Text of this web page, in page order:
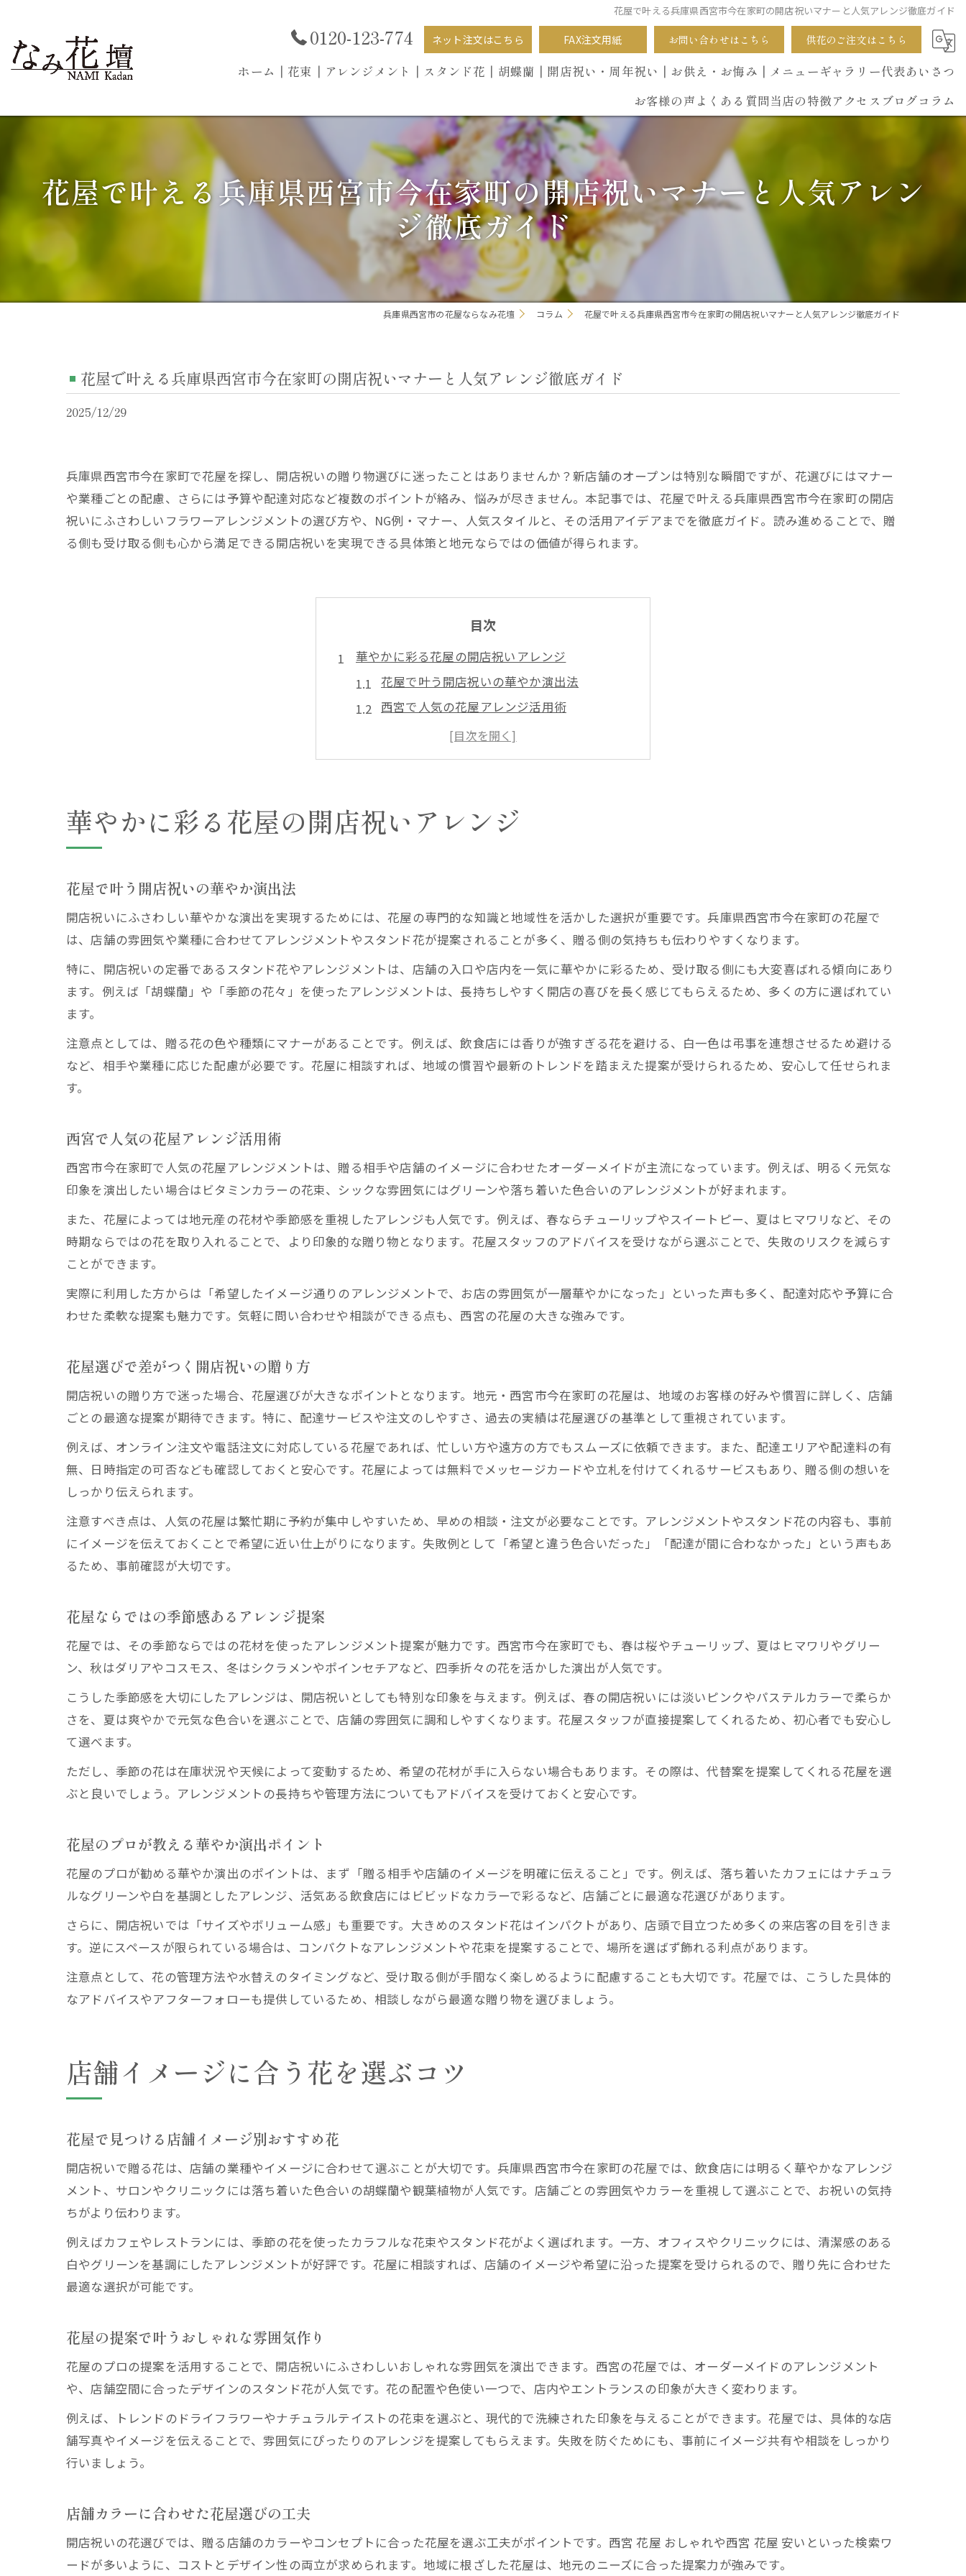
花屋で叶える兵庫県西宮市今在家町の開店祝いマナーと人気アレンジ徹底ガイド
0120-123-774 ネット注文はこちら FAX注文用紙 お問い合わせはこちら 供花のご注文はこちら
ホーム ┃花束┃ アレンジメント┃ スタンド花┃ 胡蝶蘭 ┃開店祝い・周年祝い ┃お供え・お悔み ┃メニューギャラリー代表あいさつ
お客様の声 よくある質問当店の特徴
開店祝い
イベント
誕生日
アクセス ブログコラム
花屋で叶える兵庫県西宮市今在家町の開店祝いマナーと人気アレン
ジ徹底ガイド
兵庫県西宮市の花屋ならなみ花壇 コラム 花屋で叶える兵庫県西宮市今在家町の開店祝いマナーと人気アレンジ徹底ガイド
花屋で叶える兵庫県西宮市今在家町の開店祝いマナーと人気アレンジ徹底ガイド
2025/12/29
兵庫県西宮市今在家町で花屋を探し、開店祝いの贈り物選びに迷ったことはありませんか？新店舗のオープンは特別な瞬間ですが、花選びにはマナー
や業種ごとの配慮、さらには予算や配達対応など複数のポイントが絡み、悩みが尽きません。本記事では、花屋で叶える兵庫県西宮市今在家町の開店
祝いにふさわしいフラワーアレンジメントの選び方や、NG例・マナー、人気スタイルと、その活用アイデアまでを徹底ガイド。読み進めることで、贈
る側も受け取る側も心から満足できる開店祝いを実現できる具体策と地元ならではの価値が得られます。
目次
華やかに彩る花屋の開店祝いアレンジ
花屋で叶う開店祝いの華やか演出法
西宮で人気の花屋アレンジ活用術
花屋選びで差がつく開店祝いの贈り方
花屋ならではの季節感あるアレンジ提案
店舗イメージに合う花を選ぶコツ
花屋で見つける店舗イメージ別おすすめ花
花屋のアドバイスで失敗しない花選び
西宮花屋のプロが選ぶ印象的な一輪の選定
花屋が解説する開店祝いマナーの基本
花屋で避けたい開店祝いのNGアレンジ
クリニック向け花屋選びの配慮ポイント
西宮で人気！花屋発の印象的アレンジ集
花屋が提案するトレンド開店祝いギフト
花屋のセンスが光る個性派アレンジアイデア
花屋で叶うサプライズ演出のコツとは
花屋ならではの開店祝い注文のメリット解説
花屋で選ぶスタンド花や胡蝶蘭の魅力とは
花屋で実現する理想の開店祝いアレンジ例
西宮の花屋選びで失敗しないポイント
西宮花屋の配達対応を徹底比較するコツ
花屋の実績や口コミ活用のポイント
西宮の安い花屋を見極める方法と注意点
華やかに彩る花屋の開店祝いアレンジ
花屋で叶う開店祝いの華やか演出法
開店祝いにふさわしい華やかな演出を実現するためには、花屋の専門的な知識と地域性を活かした選択が重要です。兵庫県西宮市今在家町の花屋で
は、店舗の雰囲気や業種に合わせてアレンジメントやスタンド花が提案されることが多く、贈る側の気持ちも伝わりやすくなります。
特に、開店祝いの定番であるスタンド花やアレンジメントは、店舗の入口や店内を一気に華やかに彩るため、受け取る側にも大変喜ばれる傾向にあり
ます。例えば「胡蝶蘭」や「季節の花々」を使ったアレンジメントは、長持ちしやすく開店の喜びを長く感じてもらえるため、多くの方に選ばれてい
ます。
注意点としては、贈る花の色や種類にマナーがあることです。例えば、飲食店には香りが強すぎる花を避ける、白一色は弔事を連想させるため避ける
など、相手や業種に応じた配慮が必要です。花屋に相談すれば、地域の慣習や最新のトレンドを踏まえた提案が受けられるため、安心して任せられま
す。
西宮で人気の花屋アレンジ活用術
西宮市今在家町で人気の花屋アレンジメントは、贈る相手や店舗のイメージに合わせたオーダーメイドが主流になっています。例えば、明るく元気な
印象を演出したい場合はビタミンカラーの花束、シックな雰囲気にはグリーンや落ち着いた色合いのアレンジメントが好まれます。
また、花屋によっては地元産の花材や季節感を重視したアレンジも人気です。例えば、春ならチューリップやスイートピー、夏はヒマワリなど、その
時期ならではの花を取り入れることで、より印象的な贈り物となります。花屋スタッフのアドバイスを受けながら選ぶことで、失敗のリスクを減らす
ことができます。
実際に利用した方からは「希望したイメージ通りのアレンジメントで、お店の雰囲気が一層華やかになった」といった声も多く、配達対応や予算に合
わせた柔軟な提案も魅力です。気軽に問い合わせや相談ができる点も、西宮の花屋の大きな強みです。
花屋選びで差がつく開店祝いの贈り方
開店祝いの贈り方で迷った場合、花屋選びが大きなポイントとなります。地元・西宮市今在家町の花屋は、地域のお客様の好みや慣習に詳しく、店舗
ごとの最適な提案が期待できます。特に、配達サービスや注文のしやすさ、過去の実績は花屋選びの基準として重視されています。
例えば、オンライン注文や電話注文に対応している花屋であれば、忙しい方や遠方の方でもスムーズに依頼できます。また、配達エリアや配達料の有
無、日時指定の可否なども確認しておくと安心です。花屋によっては無料でメッセージカードや立札を付けてくれるサービスもあり、贈る側の想いを
しっかり伝えられます。
注意すべき点は、人気の花屋は繁忙期に予約が集中しやすいため、早めの相談・注文が必要なことです。アレンジメントやスタンド花の内容も、事前
にイメージを伝えておくことで希望に近い仕上がりになります。失敗例として「希望と違う色合いだった」「配達が間に合わなかった」という声もあ
るため、事前確認が大切です。
花屋ならではの季節感あるアレンジ提案
花屋では、その季節ならではの花材を使ったアレンジメント提案が魅力です。西宮市今在家町でも、春は桜やチューリップ、夏はヒマワリやグリー
ン、秋はダリアやコスモス、冬はシクラメンやポインセチアなど、四季折々の花を活かした演出が人気です。
こうした季節感を大切にしたアレンジは、開店祝いとしても特別な印象を与えます。例えば、春の開店祝いには淡いピンクやパステルカラーで柔らか
さを、夏は爽やかで元気な色合いを選ぶことで、店舗の雰囲気に調和しやすくなります。花屋スタッフが直接提案してくれるため、初心者でも安心し
て選べます。
ただし、季節の花は在庫状況や天候によって変動するため、希望の花材が手に入らない場合もあります。その際は、代替案を提案してくれる花屋を選
ぶと良いでしょう。アレンジメントの長持ちや管理方法についてもアドバイスを受けておくと安心です。
花屋のプロが教える華やか演出ポイント
花屋のプロが勧める華やか演出のポイントは、まず「贈る相手や店舗のイメージを明確に伝えること」です。例えば、落ち着いたカフェにはナチュラ
ルなグリーンや白を基調としたアレンジ、活気ある飲食店にはビビッドなカラーで彩るなど、店舗ごとに最適な花選びがあります。
さらに、開店祝いでは「サイズやボリューム感」も重要です。大きめのスタンド花はインパクトがあり、店頭で目立つため多くの来店客の目を引きま
す。逆にスペースが限られている場合は、コンパクトなアレンジメントや花束を提案することで、場所を選ばず飾れる利点があります。
注意点として、花の管理方法や水替えのタイミングなど、受け取る側が手間なく楽しめるように配慮することも大切です。花屋では、こうした具体的
なアドバイスやアフターフォローも提供しているため、相談しながら最適な贈り物を選びましょう。
店舗イメージに合う花を選ぶコツ
花屋で見つける店舗イメージ別おすすめ花
開店祝いで贈る花は、店舗の業種やイメージに合わせて選ぶことが大切です。兵庫県西宮市今在家町の花屋では、飲食店には明るく華やかなアレンジ
メント、サロンやクリニックには落ち着いた色合いの胡蝶蘭や観葉植物が人気です。店舗ごとの雰囲気やカラーを重視して選ぶことで、お祝いの気持
ちがより伝わります。
例えばカフェやレストランには、季節の花を使ったカラフルな花束やスタンド花がよく選ばれます。一方、オフィスやクリニックには、清潔感のある
白やグリーンを基調にしたアレンジメントが好評です。花屋に相談すれば、店舗のイメージや希望に沿った提案を受けられるので、贈り先に合わせた
最適な選択が可能です。
花屋の提案で叶うおしゃれな雰囲気作り
花屋のプロの提案を活用することで、開店祝いにふさわしいおしゃれな雰囲気を演出できます。西宮の花屋では、オーダーメイドのアレンジメント
や、店舗空間に合ったデザインのスタンド花が人気です。花の配置や色使い一つで、店内やエントランスの印象が大きく変わります。
例えば、トレンドのドライフラワーやナチュラルテイストの花束を選ぶと、現代的で洗練された印象を与えることができます。花屋では、具体的な店
舗写真やイメージを伝えることで、雰囲気にぴったりのアレンジを提案してもらえます。失敗を防ぐためにも、事前にイメージ共有や相談をしっかり
行いましょう。
店舗カラーに合わせた花屋選びの工夫
開店祝いの花選びでは、贈る店舗のカラーやコンセプトに合った花屋を選ぶ工夫がポイントです。西宮 花屋 おしゃれや西宮 花屋 安いといった検索ワ
ードが多いように、コストとデザイン性の両立が求められます。地域に根ざした花屋は、地元のニーズに合った提案力が強みです。